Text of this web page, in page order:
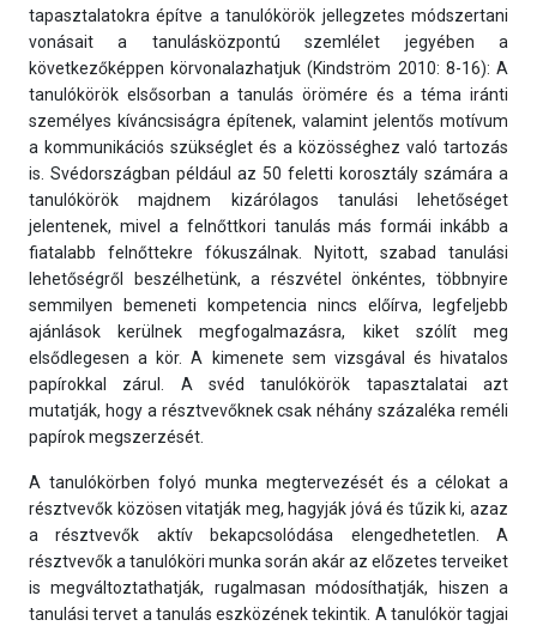
tapasztalatokra építve a tanulókörök jellegzetes módszertani
vonásait a tanulásközpontú szemlélet jegyében a
következőképpen körvonalazhatjuk (Kindström 2010: 8-16): A
tanulókörök elsősorban a tanulás örömére és a téma iránti
személyes kíváncsiságra építenek, valamint jelentős motívum
a kommunikációs szükséglet és a közösséghez való tartozás
is. Svédországban például az 50 feletti korosztály számára a
tanulókörök majdnem kizárólagos tanulási lehetőséget
jelentenek, mivel a felnőttkori tanulás más formái inkább a
fiatalabb felnőttekre fókuszálnak. Nyitott, szabad tanulási
lehetőségről beszélhetünk, a részvétel önkéntes, többnyire
semmilyen bemeneti kompetencia nincs előírva, legfeljebb
ajánlások kerülnek megfogalmazásra, kiket szólít meg
elsődlegesen a kör. A kimenete sem vizsgával és hivatalos
papírokkal zárul. A svéd tanulókörök tapasztalatai azt
mutatják, hogy a résztvevőknek csak néhány százaléka reméli
papírok megszerzését.
A tanulókörben folyó munka megtervezését és a célokat a
résztvevők közösen vitatják meg, hagyják jóvá és tűzik ki, azaz
a résztvevők aktív bekapcsolódása elengedhetetlen. A
résztvevők a tanulóköri munka során akár az előzetes terveiket
is megváltoztathatják, rugalmasan módosíthatják, hiszen a
tanulási tervet a tanulás eszközének tekintik. A tanulókör tagjai